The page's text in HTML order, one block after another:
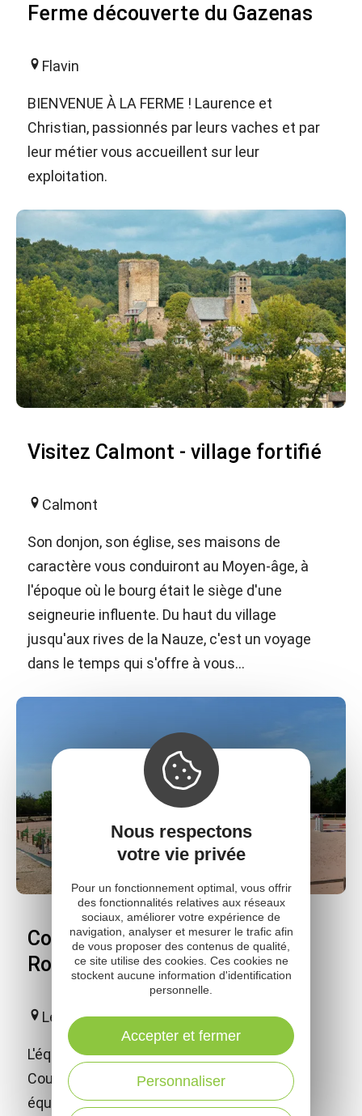
Ferme découverte du Gazenas
Flavin
BIENVENUE À LA FERME ! Laurence et
Christian, passionnés par leurs vaches et par
leur métier vous accueillent sur leur
exploitation.
Visitez Calmont - village fortifié
Calmont
Son donjon, son église, ses maisons de
caractère vous conduiront au Moyen-âge, à
l'époque où le bourg était le siège d'une
seigneurie influente. Du haut du village
jusqu'aux rives de la Nauze, c'est un voyage
dans le temps qui s'offre à vous...
Combelles centre équestre
Rodez Agglomération
Le Monastère
L'équitation à partir de 4 ans, c'est possible.
Cours et stages vous attendent au centre
équestre Domaine de Combelles Rodez
Nous respectons
votre vie privée
Pour un fonctionnement optimal, vous offrir
des fonctionnalités relatives aux réseaux
sociaux, améliorer votre expérience de
navigation, analyser et mesurer le trafic afin
de vous proposer des contenus de qualité,
ce site utilise des cookies. Ces cookies ne
stockent aucune information d'identification
personnelle.
Personnaliser
Accepter et fermer